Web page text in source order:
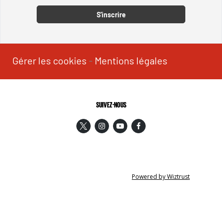
S'inscrire
Gérer les cookies - Mentions légales
SUIVEZ-NOUS
Powered by Wiztrust